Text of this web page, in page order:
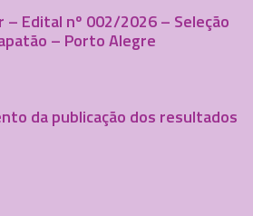
– Edital nº 002/2026 – Seleção
– Porto Alegre
da publicação dos resultados